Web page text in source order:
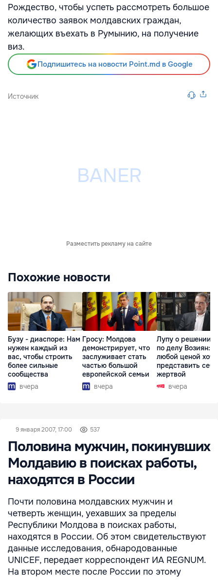
Рождество, чтобы успеть рассмотреть большое
количество заявок молдавских граждан,
желающих въехать в Румынию, на получение
виз.
Подпишитесь на новости Point.md в Google
Источник
Разместить рекламу на сайте
Похожие новости
Бузу - диаспоре: Нам
нужен каждый из
вас, чтобы строить
более сильные
сообщества
вчера
Гросу: Молдова
демонстрирует, что
заслуживает стать
частью большой
европейской семьи
вчера
Лупу о решении
по делу Возиян:
любой ценой
представить себя
жертвой
вчера
9 января 2007, 17:00 537
Половина мужчин, покинувших
Молдавию в поисках работы,
находятся в России
Почти половина молдавских мужчин и
четверть женщин, уехавших за пределы
Республики Молдова в поисках работы,
находятся в России. Об этом свидетельствуют
данные исследования, обнародованные
UNICEF, передает корреспондент ИА REGNUM.
На втором месте после России по этому